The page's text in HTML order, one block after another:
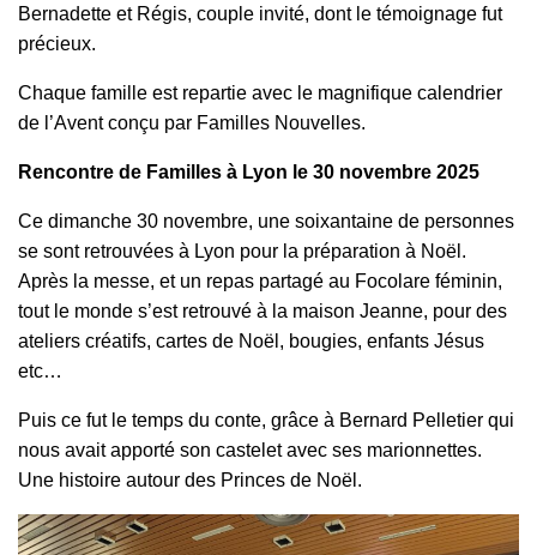
Bernadette et Régis, couple invité, dont le témoignage fut
précieux.
Chaque famille est repartie avec le magnifique calendrier
de l’Avent conçu par Familles Nouvelles.
Rencontre de Familles à Lyon le 30 novembre 2025
Ce dimanche 30 novembre, une soixantaine de personnes
se sont retrouvées à Lyon pour la préparation à Noël.
Après la messe, et un repas partagé au Focolare féminin,
tout le monde s’est retrouvé à la maison Jeanne, pour des
ateliers créatifs, cartes de Noël, bougies, enfants Jésus
etc…
Puis ce fut le temps du conte, grâce à Bernard Pelletier qui
nous avait apporté son castelet avec ses marionnettes.
Une histoire autour des Princes de Noël.